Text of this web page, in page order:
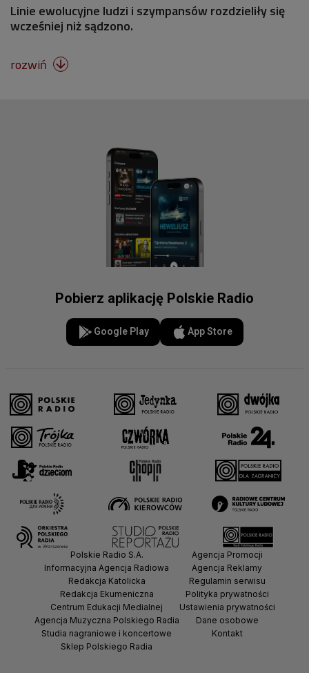
Linie ewolucyjne ludzi i szympansów rozdzieliły się
wcześniej niż sądzono.
rozwiń 
Pobierz aplikację Polskie Radio
Google Play App Store
Polskie Radio S.A.
Informacyjna Agencja Radiowa
Redakcja Katolicka
Redakcja Ekumeniczna
Centrum Edukacji Medialnej
Agencja Muzyczna Polskiego Radia
Studia nagraniowe i koncertowe
Sklep Polskiego Radia
Agencja Promocji
Agencja Reklamy
Regulamin serwisu
Polityka prywatności
Ustawienia prywatności
Dane osobowe
Kontakt